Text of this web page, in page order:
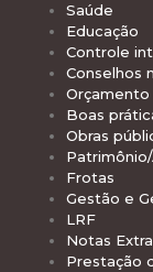
Saúde
Educação
Controle
Conselhos
Boas
Obras
Frotas
Gestão e
LRF
Notas
Prestação